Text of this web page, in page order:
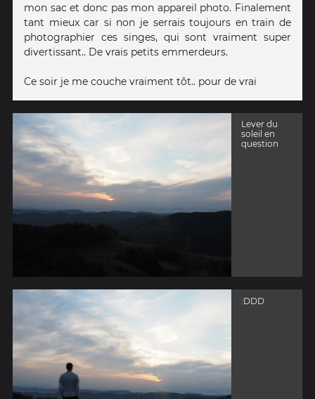
mon sac et donc pas mon appareil photo. Finalement
tant mieux car si non je serrais toujours en train de
photographier ces singes, qui sont vraiment super
divertissant.. De vrais petits emmerdeurs.
Ce soir je me couche vraiment tôt.. pour de vrai
Lever du
soleil en
question
:DDD